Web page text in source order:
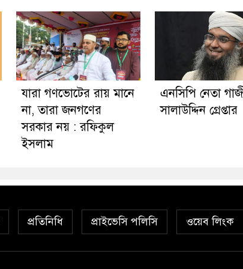
যারা গণভোটের রায় মানে
না, তারা জনগণের
সরকার নয় : রফিকুল
ইসলাম
এনসিপি নেতা
সালাউদ্দিন গ্রেপ্তার
প্রতিনিধি প্রাইভেসি পলিসি ওয়েব লিংক